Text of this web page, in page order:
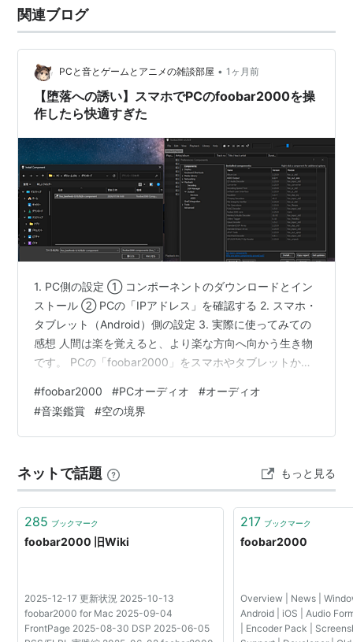
まいちですが、プラグインを使ったり開発したりするこ
とで、拡張出来るプレーヤです。
特に、
で公開されている、チャンネルデバイダープラグイン
や、標準で装備されている Crossver を使う事でチャン
能になります。
その分、設定がかなりマニアックですが。入ると引き返
せないオーディオマニアの世界にどうぞ。
関連ブログ
PCと音とゲームとアニメの雑談部屋 • 1ヶ月前
【堕落への誘い】スマホでPCのfoobar2000を操
作したら快適すぎた
1. PC側の設定 ① コンポーネントのダウンロードとイン
ストール ② PCの「IPアドレス」を確認する 2. スマホ・
タブレット（Android）側の設定 3. 実際に使ってみての
感想 人間は楽を覚えると、より楽な方向へ向かう生き物
です。 PCの「foobar2000」をスマホやタブレットから
が、以前は「別にマウス操作でいいじゃん」と思ってい
た時もありました。 しかし、実際にリラックスして音楽
鑑賞をしている時、椅子に深く座ったりリクライニング
ざ背筋を伸ばしたり、体勢を変えたりしなければなりま
せん…
#foobar2000 #PCオーディオ #オーディオ
#音楽鑑賞 #空の境界
ネットで話題 もっと見る
285 ブックマーク
foobar2000 旧Wiki
2025-12-17 更新状況 2025-10-13
foobar2000 for Mac 2025-09-04
FrontPage 2025-08-30 DSP 2025-06-05
217 ブックマーク
foobar2000
Overview | News |
Android | iOS | Audio
| Encoder Pack |